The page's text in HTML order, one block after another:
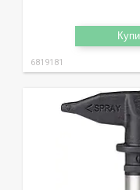
6819181